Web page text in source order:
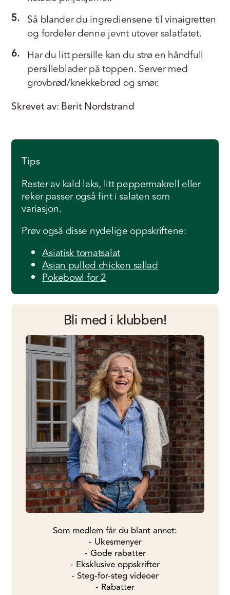
5. Så blander du ingrediensene til vinaigretten
og fordeler denne jevnt utover salatfatet.
6. Har du litt persille kan du strø en håndfull
persilleblader på toppen. Server med
grovbrød/knekkebrød og smør.
Skrevet av: Berit Nordstrand
Tips
Rester av kald laks, litt peppermakrell eller
reker passer også fint i salaten som
variasjon.
Prøv også disse nydelige oppskriftene:
Asiatisk tomatsalat
Asian pulled chicken sallad
Pokebowl for 2
Bli med i klubben!
Som medlem får du blant annet:
- Ukesmenyer
- Gode rabatter
- Eksklusive oppskrifter
- Steg-for-steg videoer
- Rabatter